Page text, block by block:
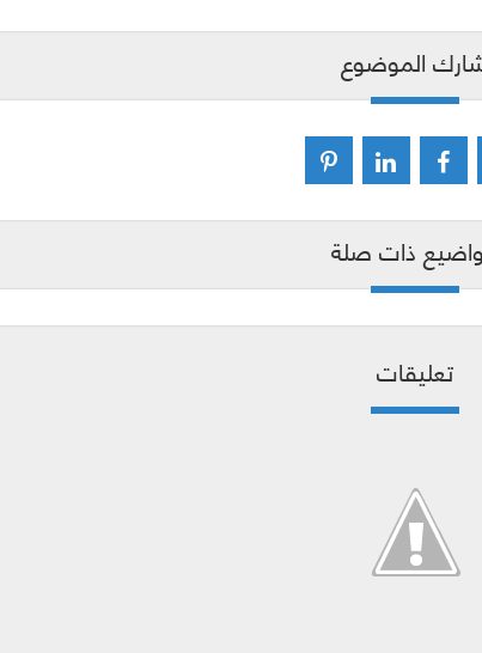
الموضوع
ذات صلة
تعليقات